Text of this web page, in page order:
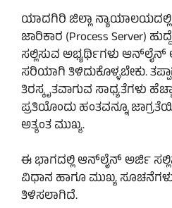
ಯಾದಗಿರಿ ಜಿಲ್ಲಾ
ಜಾರಿಕಾರ (Process Server)
ಸಲ್ಲಿಸುವ ಅಭ್ಯರ್ಥಿಗಳು ಆನ್‌ಲೈನ್
ಸರಿಯಾಗಿ ತಿಳಿದುಕೊಳ್ಳಬೇಕು.
ತಿರಸ್ಕೃತವಾಗುವ ಸಾಧ್ಯತೆಗಳು
ಪ್ರತಿಯೊಂದು ಹಂತವನ್ನೂ
ಅತ್ಯಂತ ಮುಖ್ಯ.
ಈ ಭಾಗದಲ್ಲಿ ಆನ್‌ಲೈನ್ ಅರ್ಜಿ
ವಿಧಾನ ಹಾಗೂ ಮುಖ್ಯ
ತಿಳಿಸಲಾಗಿದೆ.